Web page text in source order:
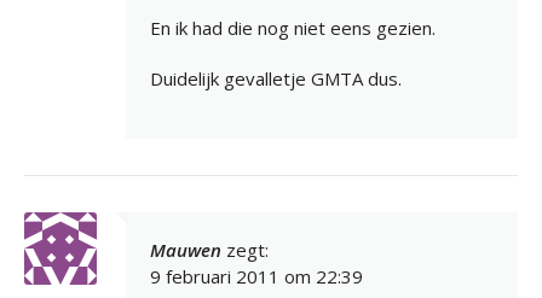
En ik had die nog niet eens gezien.
Duidelijk gevalletje GMTA dus.
Mauwen zegt:
9 februari 2011 om 22:39